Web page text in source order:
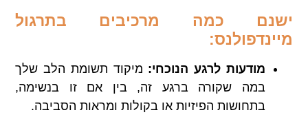
ישנם כמה מרכיבים בתרגול
מיינדפולנס:
מודעות לרגע הנוכחי: מיקוד תשומת הלב שלך
במה שקורה ברגע זה, בין אם זו בנשימה,
בתחושות הפיזיות או בקולות ומראות הסביבה.